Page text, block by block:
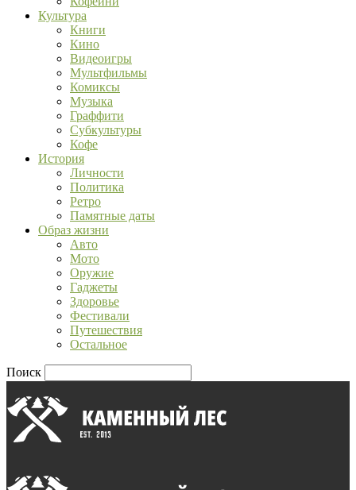
Культура
Книги
Кино
Видеоигры
Мультфильмы
Комиксы
Музыка
Граффити
Субкультуры
Кофе
История
Личности
Политика
Ретро
Памятные даты
Образ жизни
Авто
Мото
Оружие
Гаджеты
Здоровье
Фестивали
Путешествия
Остальное
Поиск